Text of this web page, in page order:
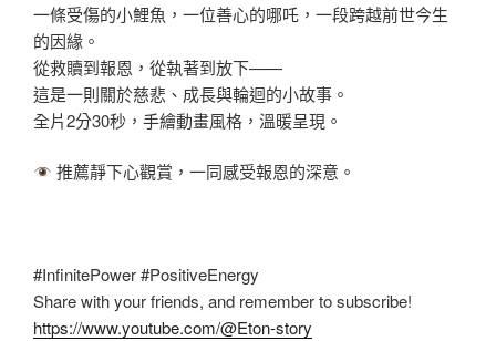
一條受傷的小鯉魚，一位善心的哪吒，一段跨越前世今生
的因緣。
從救贖到報恩，從執著到放下——
這是一則關於慈悲、成長與輪迴的小故事。
全片2分30秒，手繪動畫風格，溫暖呈現。
推薦靜下心觀賞，一同感受報恩的深意。
#InfinitePower #PositiveEnergy
Share with your friends, and remember to subscribe!
https://www.youtube.com/@Eton-story